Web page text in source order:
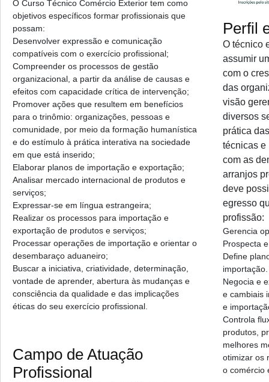
O Curso Técnico Comércio Exterior tem como
objetivos específicos formar profissionais que
possam:
Desenvolver expressão e comunicação
compatíveis com o exercício profissional;
Compreender os processos de gestão
organizacional, a partir da análise de causas e
efeitos com capacidade crítica de intervenção;
Promover ações que resultem em benefícios
para o trinômio: organizações, pessoas e
comunidade, por meio da formação humanística
e do estímulo à prática interativa na sociedade
em que está inserido;
Elaborar planos de importação e exportação;
Analisar mercado internacional de produtos e
serviços;
Expressar-se em língua estrangeira;
Realizar os processos para importação e
exportação de produtos e serviços;
Processar operações de importação e orientar o
desembaraço aduaneiro;
Buscar a iniciativa, criatividade, determinação,
vontade de aprender, abertura às mudanças e
consciência da qualidade e das implicações
éticas do seu exercício profissional.
Campo de Atuação
Profissional
Perfil
O técnico
assumir
com o
das
visão
diversos
prática
técnicas e
com as
arranjos
deve
egresso
profissão:
Gerencia
Prospecta
Define
importação.
Negocia e
e cambiais
e
Controla
produtos,
melhores
otimizar os
o comércio